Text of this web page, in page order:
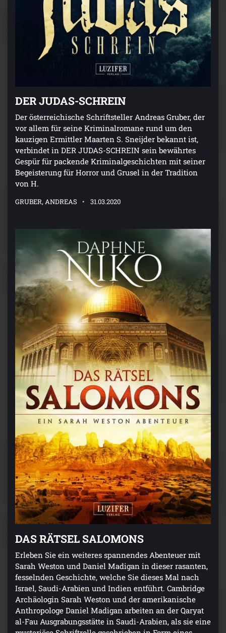
DER JUDAS-SCHREIN
Der österreichische Schriftsteller Andreas Gruber, der
vor allem für seine Kriminalromane rund um den
kauzigen Ermittler Maarten S. Sneijder bekannt ist,
verbindet in DER JUDAS-SCHREIN sein bewährtes
Gespür für packende Kriminalgeschichten mit seiner
Begeisterung für Horror und Grusel in der Tradition
von H.
GRUBER, ANDREAS 31.03.2020
DAS RÄTSEL SALOMONS
Erleben Sie ein weiteres spannendes Abenteuer mit
Sarah Weston und Daniel Madigan in dieser rasanten,
fesselnden Geschichte, welche Sie dieses Mal nach
Israel, Saudi-Arabien und Indien entführt. Cambridge
Archäologin Sarah Weston und der amerikanische
Anthropologe Daniel Madigan arbeiten an der Qaryat
al-Fau Ausgrabungsstätte in Saudi-Arabien, als sie eine